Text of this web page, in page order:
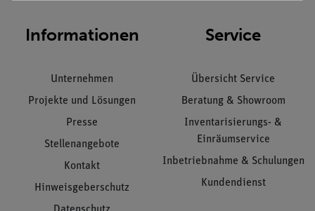
Informationen
Unternehmen
Projekte und Lösungen
Presse
Stellenangebote
Kontakt
Hinweisgeberschutz
Service
Übersicht Service
Beratung & Showroom
Inventarisierungs- &
Einräumservice
Inbetriebnahme & Schulungen
Kundendienst